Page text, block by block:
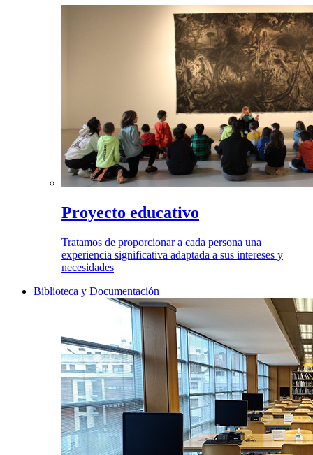
Proyecto educativo
Tratamos de proporcionar a cada persona una
experiencia significativa adaptada a sus intereses y
necesidades
Biblioteca y Documentación